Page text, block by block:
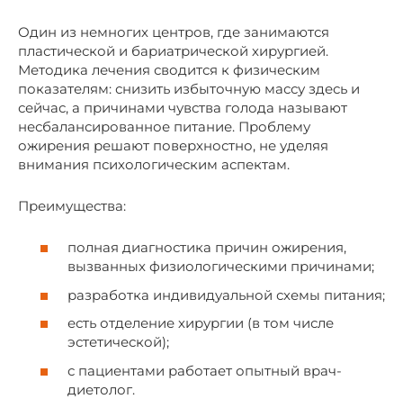
Один из немногих центров, где занимаются
пластической и бариатрической хирургией.
Методика лечения сводится к физическим
показателям: снизить избыточную массу здесь и
сейчас, а причинами чувства голода называют
несбалансированное питание. Проблему
ожирения решают поверхностно, не уделяя
внимания психологическим аспектам.
Преимущества:
полная диагностика причин ожирения,
вызванных физиологическими причинами;
разработка индивидуальной схемы питания;
есть отделение хирургии (в том числе
эстетической);
с пациентами работает опытный врач-
диетолог.